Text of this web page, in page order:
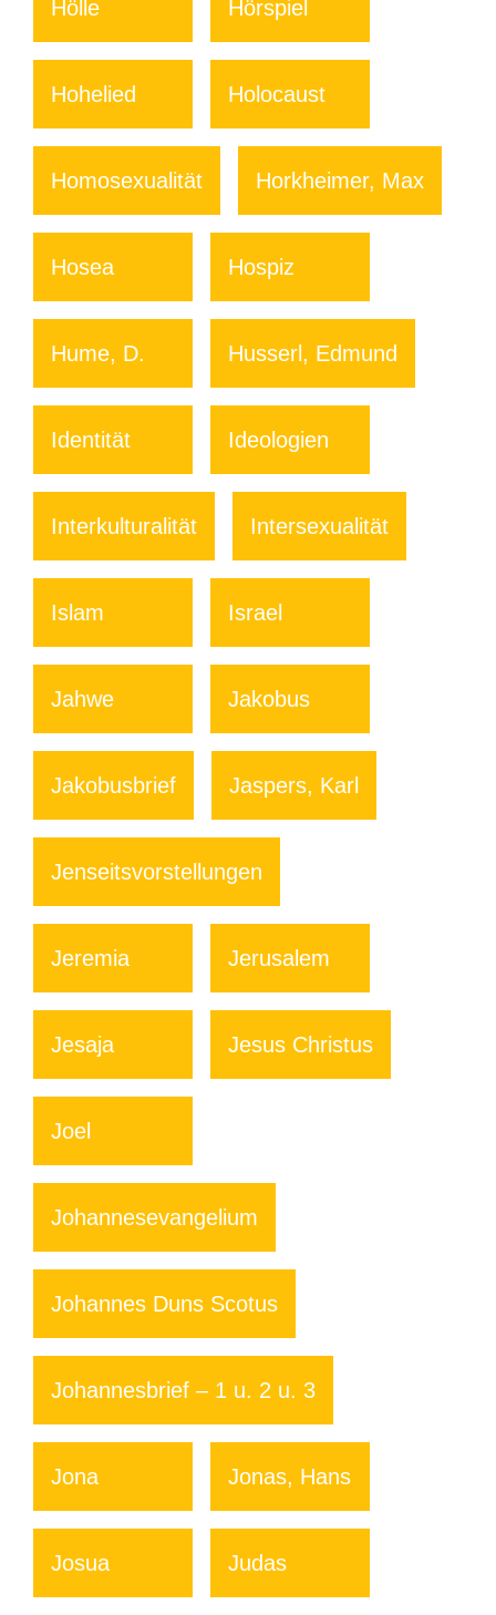
Hölle Hörspiel
Hohelied Holocaust
Homosexualität Horkheimer, Max
Hosea Hospiz
Hume, D. Husserl, Edmund
Identität Ideologien
Interkulturalität Intersexualität
Islam Israel
Jahwe Jakobus
Jakobusbrief Jaspers, Karl
Jenseitsvorstellungen
Jeremia Jerusalem
Jesaja Jesus Christus
Joel
Johannesevangelium
Johannes Duns Scotus
Johannesbrief – 1 u. 2 u. 3
Jona Jonas, Hans
Josua Judas